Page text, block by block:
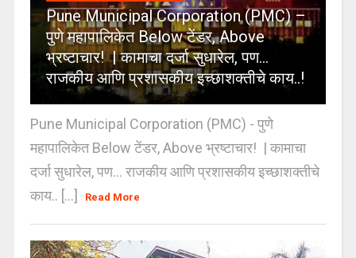
Pune Municipal Corporation (PMC) –
पुणे महापालिकेत Below टेंडर, Above
भ्रष्टाचार! | कामाचा दर्जा सुधारेल, पण…
राजकीय आणि प्रशासकीय इच्छाशक्तीचे काय..!
Pune Municipal Corporation (PMC) - पुणे
महापालिकेत Below टेंडर, Above भ्रष्टाचार! | कामाचा
दर्जा सुधारेल, पण… राजकीय आणि प्रशासकीय इच्छाशक्तीचे
काय.. [...]
Read More